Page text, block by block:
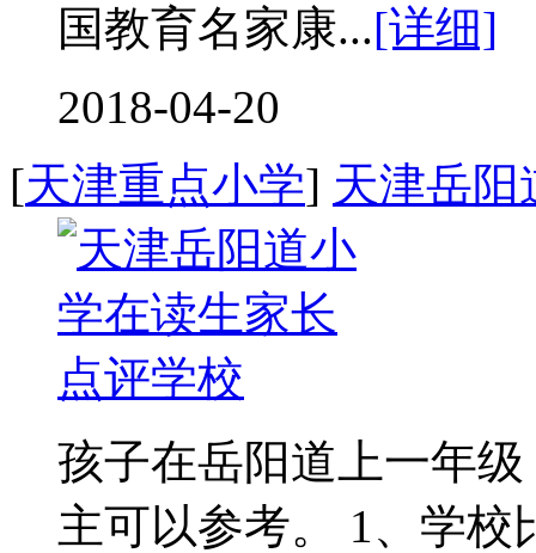
国教育名家康...[详细]
2018-04-20
[天津重点小学] 天津岳阳
孩子在岳阳道上一年
主可以参考。 1、学